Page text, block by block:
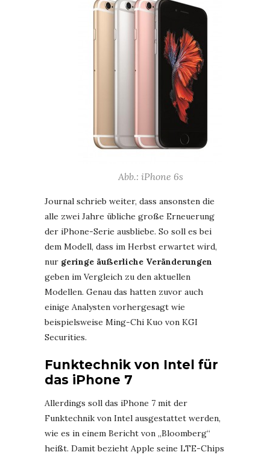
Abb.: iPhone 6s
Journal schrieb weiter, dass ansonsten die
alle zwei Jahre übliche große Erneuerung
der iPhone-Serie ausbliebe. So soll es bei
dem Modell, dass im Herbst erwartet wird,
nur geringe äußerliche Veränderungen
geben im Vergleich zu den aktuellen
Modellen. Genau das hatten zuvor auch
einige Analysten vorhergesagt wie
beispielsweise Ming-Chi Kuo von KGI
Securities.
Funktechnik von Intel für
das iPhone 7
Allerdings soll das iPhone 7 mit der
Funktechnik von Intel ausgestattet werden,
wie es in einem Bericht von „Bloomberg“
heißt. Damit bezieht Apple seine LTE-Chips